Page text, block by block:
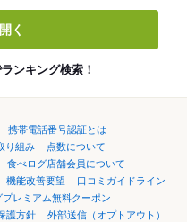
く
ンキング検索！
携帯電話番号認証とは
り組み
点数について
食べログ店舗会員について
機能改善要望
口コミガイドライン
プレミアム無料クーポン
護方針
外部送信（オプトアウト）